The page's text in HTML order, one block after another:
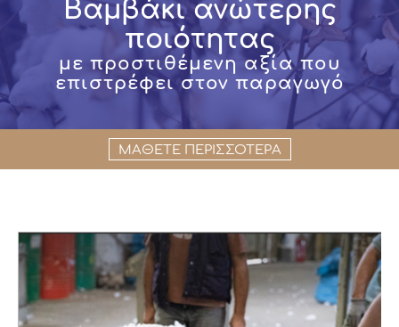
Βαμβάκι ανώτερης
ποιότητας
με προστιθέμενη αξία που
επιστρέφει στον παραγωγό
ΜΑΘΕΤΕ ΠΕΡΙΣΣΟΤΕΡΑ